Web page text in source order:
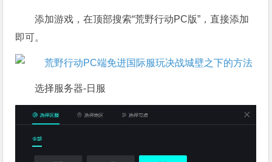
添加游戏，在顶部搜索“荒野行动PC版”，直接添加
即可。
选择服务器-日服